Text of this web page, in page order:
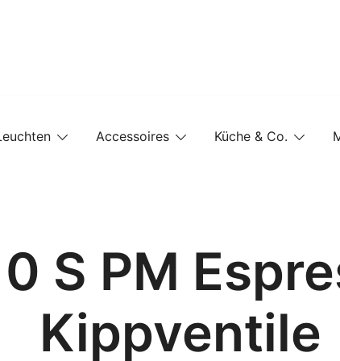
Accessoires Küche & Co.
S PM
Kippventile